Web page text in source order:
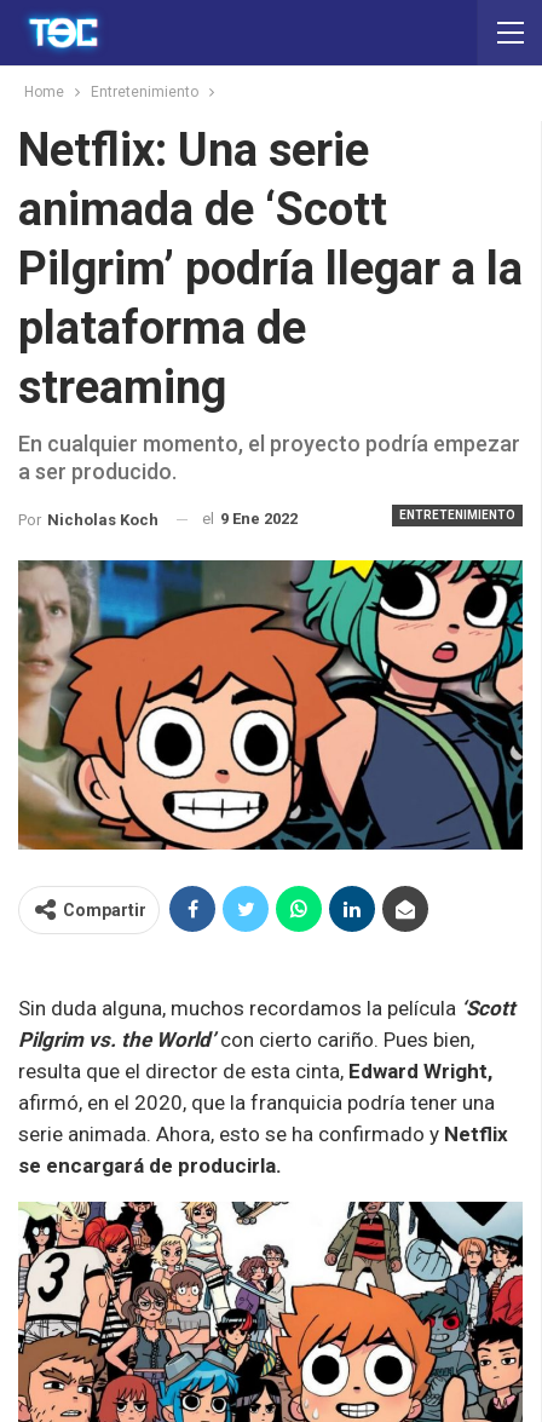
Home Entretenimiento
Netflix: Una serie
animada de ‘Scott
Pilgrim’ podría llegar a la
plataforma de
streaming
En cualquier momento, el proyecto podría empezar
a ser producido.
ENTRETENIMIENTO
Por Nicholas Koch el 9 Ene 2022
Compartir
Sin duda alguna, muchos recordamos la película ‘Scott
Pilgrim vs. the World’con cierto cariño. Pues bien,
resulta que el director de esta cinta, Edward Wright,
afirmó, en el 2020, que la franquicia podría tener una
serie animada. Ahora, esto se ha confirmado y Netflix
se encargará de producirla.